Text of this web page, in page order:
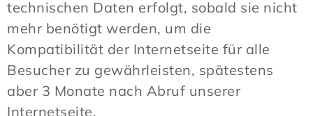
technischen Daten erfolgt, sobald sie nicht
mehr benötigt werden, um die
Kompatibilität der Internetseite für alle
Besucher zu gewährleisten, spätestens
aber 3 Monate nach Abruf unserer
Internetseite.